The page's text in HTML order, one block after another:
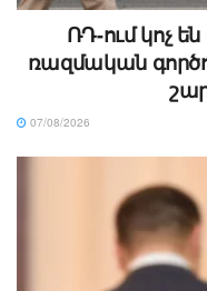
ՌԴ-ում կոչ
ռազմական
07/08/2026